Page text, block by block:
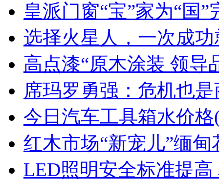
皇派门窗“宝”家为“国”
选择火星人，一次成
高点漆“原木涂装 领导
席玛罗勇强：危机也
今日汽车工具箱水价格
红木市场“新宠儿”缅
LED照明安全标准提